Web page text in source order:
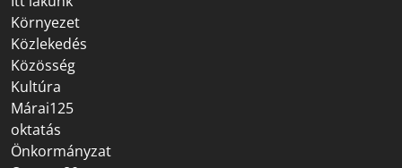
Környezet
Közlekedés
Közösség
Kultúra
Márai125
oktatás
Önkormányzat